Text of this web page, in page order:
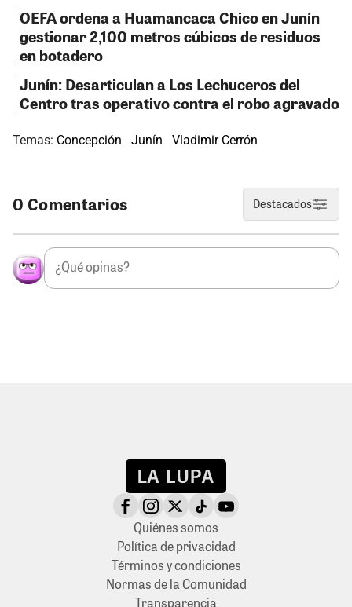
OEFA ordena a Huamancaca Chico en Junín
gestionar 2,100 metros cúbicos de residuos
en botadero
Junín: Desarticulan a Los Lechuceros del
Centro tras operativo contra el robo agravado
Temas: Concepción Junín Vladimir Cerrón
0 Comentarios Destacados
Quiénes somos
Política de privacidad
Términos y condiciones
Normas de la Comunidad
Transparencia